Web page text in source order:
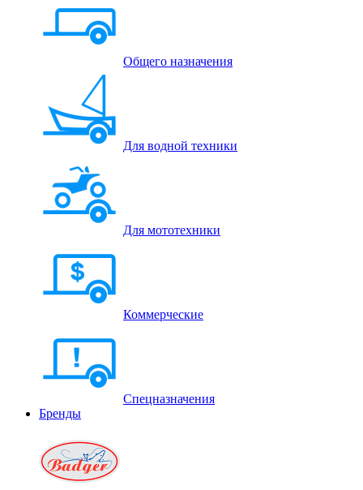
Общего назначения
Для водной техники
Для мототехники
Коммерческие
Спецназначения
Бренды